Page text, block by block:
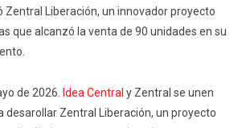
Zentral Liberación, un innovador proyecto
que alcanzó la venta de 90 unidades en su
de 2026. Idea Central y Zentral se unen
desarollar Zentral Liberación, un proyecto